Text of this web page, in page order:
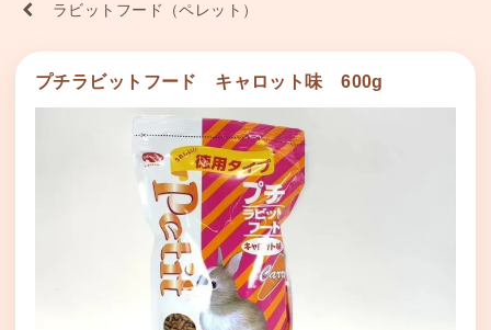
ラビットフード（ペレット）
プチラビットフード キャロット味 600g